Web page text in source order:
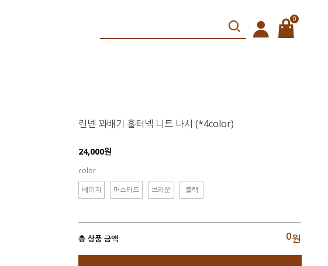
0
린넨 꽈배기 홀터넥 니트 나시 (*4color)
24,000원
color
베이지
머스타드 브라운 블랙
총 상품 금액 0원